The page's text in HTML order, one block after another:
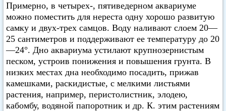
Примерно, в четырех-, пятиведерном аквариуме
можно поместить для нереста одну хорошо развитую
самку и двух-трех самцов. Воду наливают слоем 20—
25 сантиметров и поддерживают ее температуру до 20
—24°. Дно аквариума устилают крупнозернистым
песком, устроив понижения и повышения грунта. В
низких местах дна необходимо посадить, прижав
камешками, раскидистые, с мелкими листьями
растения, например, перистолистник, элодею,
кабомбу, водяной папоротник и др. К. этим растениям